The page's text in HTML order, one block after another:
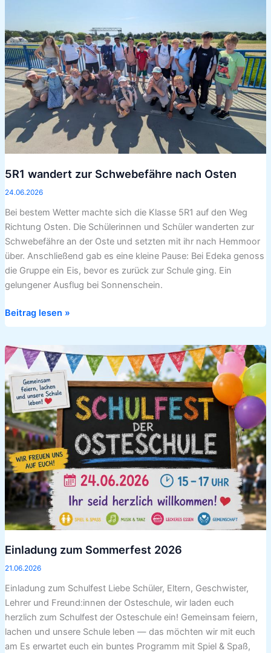
5R1 wandert zur Schwebefähre nach Osten
24.06.2026
Bei bestem Wetter machte sich die Klasse 5R1 auf den Weg
Richtung Osten. Die Schülerinnen und Schüler wanderten zur
Schwebefähre an der Oste und setzten mit ihr nach Hemmoor
über. Anschließend gab es eine kleine Pause: Bei Edeka genoss
die Gruppe ein Eis, bevor es zurück zur Schule ging. Ein
gelungener Ausflug bei Sonnenschein.
Osten
Beitrag lesen »
Einladung zum Sommerfest 2026
21.06.2026
Einladung zum Schulfest Liebe Schüler, Eltern, Geschwister,
Lehrer und Freund:innen der Osteschule, wir laden euch
herzlich zum Schulfest der Osteschule ein! Gemeinsam feiern,
lachen und unsere Schule leben — das möchten wir mit euch
am Es erwartet euch ein buntes Programm mit Spiel & Spaß,
Einladung
zum
Sommerfest
2026